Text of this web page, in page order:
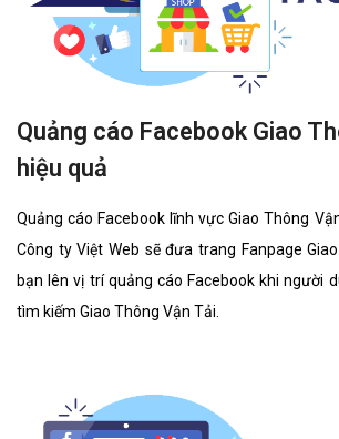
Quảng cáo Facebook Giao
hiệu quả
Quảng cáo Facebook lĩnh vực Giao Thông
Công ty Việt Web sẽ đưa trang Fanpage
bạn lên vị trí quảng cáo Facebook khi người
tìm kiếm Giao Thông Vận Tải.